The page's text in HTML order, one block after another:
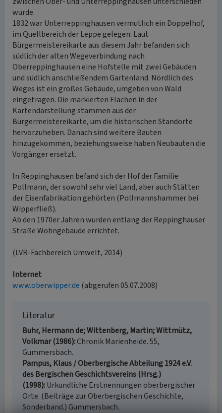
wurde.
1832 war Unterreppinghausen vermutlich ein Doppelhof,
im Quellbereich der Leppe gelegen. Laut
Bürgermeistereikarte aus diesem Jahr befanden sich
südlich der alten Wegeverbindung nach
Oberreppinghausen eine Hofstelle mit zwei Gebäuden
und südlich anschließendem Gartenland. Nördlich des
Weges ist ein großes Gebäude, umgeben von Wald
eingetragen. Die markierten Flächen in der
Kartendarstellung stammen aus der
Bürgermeistereikarte, um die historischen Standorte
hervorzuheben. Danach sind weitere Bauten
hinzugekommen, beziehungsweise haben Neubauten die
Vorgänger ersetzt.
In Reppinghausen befand sich der Hof der Familie
Pollmann, der sowohl sehr viel Land, aber auch Stätten
der Eisenfabrikation gehörten (Pollmannshammer bei
Wipperfließ).
Ab den 1970er Jahren wurden entlang der Reppinghauser
Straße Wohngebäude errichtet.
(LVR-Fachbereich Umwelt, 2014)
Internet
www.oberwipper.de (abgerufen 05.07.2008)
Literatur
Buhr, Hermann de; Wittenberg, Martin; Wittmütz,
Volkmar (1986) Chronik Marienheide. 55,
Gummersbach.
Pampus, Klaus / Oberbergische Abteilung 1924 e.V.
des Bergischen Geschichtsvereins (Hrsg.)
(1998) Urkundliche Erstnennungen oberbergischer
Orte. (Beiträge zur Oberbergischen Geschichte,
Sonderband.) Gummersbach.